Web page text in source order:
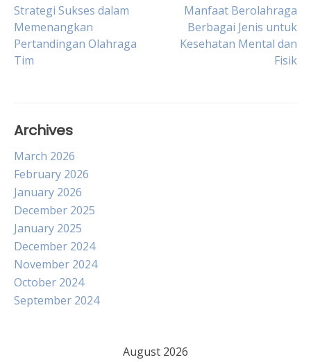
Post
navigation
Strategi Sukses dalam
Memenangkan
Pertandingan Olahraga
Tim
Manfaat Berolahraga
Berbagai Jenis untuk
Kesehatan Mental dan
Fisik
Archives
March 2026
February 2026
January 2026
December 2025
January 2025
December 2024
November 2024
October 2024
September 2024
August 2026